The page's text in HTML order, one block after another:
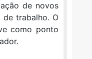
de novos
trabalho. O
como ponto